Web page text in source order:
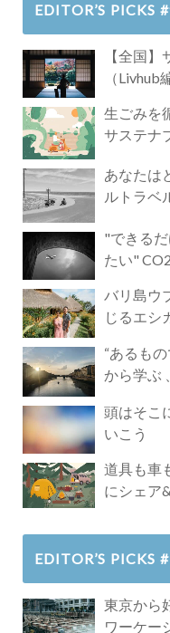
EDITOR’S PICKS
【全国
（Livhub
生ごみを
サステナ
あなたはどう旅す
ルトラベ
"できる
たい"
バリ島ウ
じるエシ
“あるも
から学ぶ
頭はそこ
いこう
道具も車
にシェア
EDITOR’S PICKS
東京から
ワーケー